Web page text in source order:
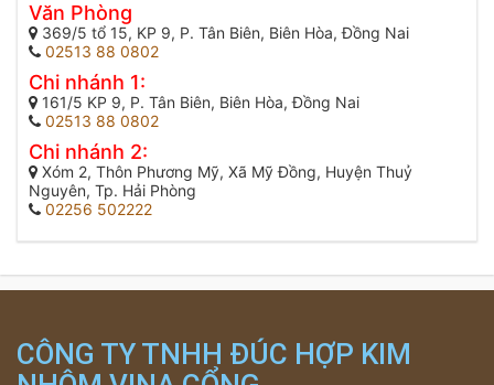
Văn Phòng
369/5 tổ 15, KP 9, P. Tân Biên, Biên Hòa, Đồng Nai
02513 88 0802
Chi nhánh 1:
161/5 KP 9, P. Tân Biên, Biên Hòa, Đồng Nai
02513 88 0802
Chi nhánh 2:
Xóm 2, Thôn Phương Mỹ, Xã Mỹ Đồng, Huyện Thuỷ
Nguyên, Tp. Hải Phòng
02256 502222
CÔNG TY TNHH ĐÚC HỢP KIM